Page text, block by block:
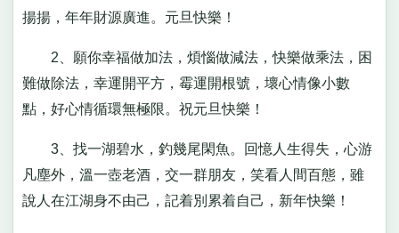
揚揚，年年財源廣進。元旦快樂！
2、願你幸福做加法，煩惱做減法，快樂做乘法，困
難做除法，幸運開平方，霉運開根號，壞心情像小數
點，好心情循環無極限。祝元旦快樂！
3、找一湖碧水，釣幾尾閑魚。回憶人生得失，心游
凡塵外，溫一壺老酒，交一群朋友，笑看人間百態，雖
說人在江湖身不由己，記着別累着自己，新年快樂！